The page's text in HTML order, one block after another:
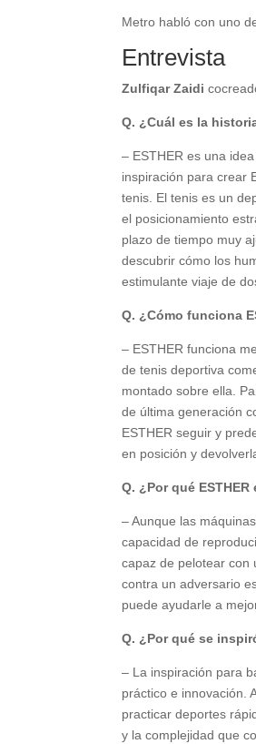
Metro habló con uno
Entrevista
Zulfiqar Zaidi
Q. ¿Cuál es la
– ESTHER es una
inspiración para crear
tenis. El tenis es un
el posicionamiento
plazo de tiempo muy
descubrir cómo los
estimulante viaje de
Q. ¿Cómo funciona
– ESTHER funciona
de tenis deportiva
montado sobre ella.
de última generación
ESTHER seguir y
en posición y
Q. ¿Por qué
– Aunque las
capacidad de
capaz de pelotear con
contra un adversario
puede ayudarle a
Q. ¿Por qué se
– La inspiración para
práctico e innovación.
practicar deportes
y la complejidad que